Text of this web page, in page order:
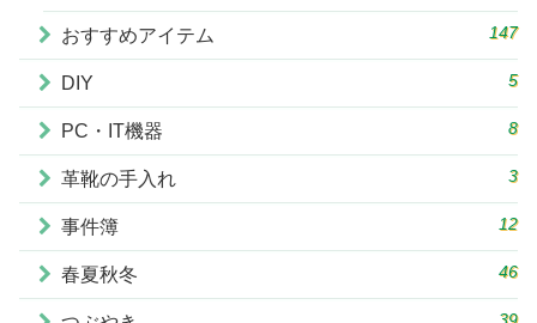
おすすめアイテム 147
DIY 5
PC・IT機器 8
革靴の手入れ 3
事件簿 12
春夏秋冬 46